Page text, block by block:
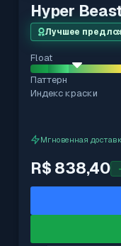
Hyper
Лучшее
Float
Паттерн
Индекс краски
Мгновенная
R$ 838,40 -